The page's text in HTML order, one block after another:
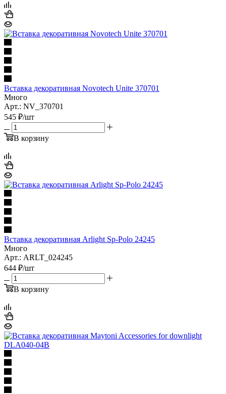
Вставка декоративная Novotech Unite 370701
Много
Арт.: NV_370701
545 ₽/шт
В корзину
Вставка декоративная Arlight Sp-Polo 24245
Много
Арт.: ARLT_024245
644 ₽/шт
В корзину